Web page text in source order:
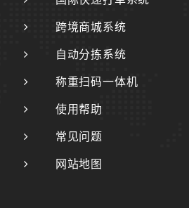
跨境商城系统
自动分拣系统
称重扫码一体机
使用帮助
常见问题
网站地图